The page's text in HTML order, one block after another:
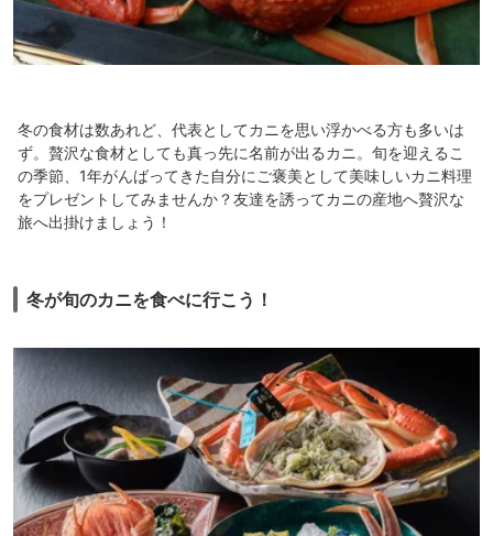
冬の食材は数あれど、代表としてカニを思い浮かべる方も多いは
ず。贅沢な食材としても真っ先に名前が出るカニ。旬を迎えるこ
の季節、1年がんばってきた自分にご褒美として美味しいカニ料理
をプレゼントしてみませんか？友達を誘ってカニの産地へ贅沢な
旅へ出掛けましょう！
冬が旬のカニを食べに行こう！